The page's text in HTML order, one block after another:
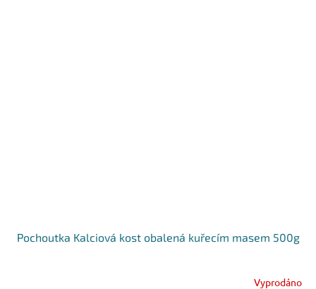
Pochoutka Kalciová kost obalená kuřecím masem 500g
Vyprodáno